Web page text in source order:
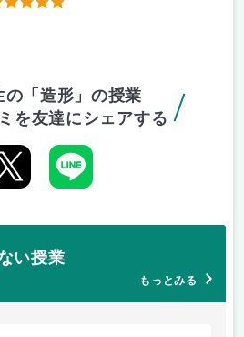
の「造形」の授業
を友達にシェアする
い授業
もっとみる